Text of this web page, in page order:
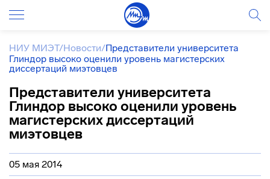
НИУ МИЭТ/Новости/Представители университета
Глиндор высоко оценили уровень магистерских
диссертаций миэтовцев
Представители университета
Глиндор высоко оценили уровень
магистерских диссертаций
миэтовцев
05 мая 2014